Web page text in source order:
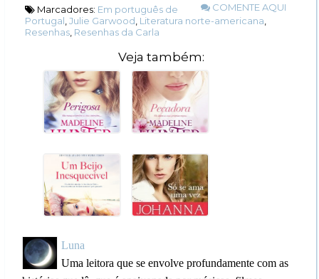
COMENTE AQUI
Marcadores: Em português de
Portugal Julie Garwood Literatura norte-americana
Resenhas, Resenhas da Carla
Veja também:
Luna
Uma leitora que se envolve profundamente com as